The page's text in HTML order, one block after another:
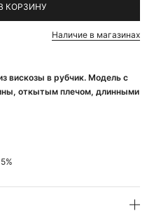
вискозы в рубчик. Модель с
откытым плечом, длинными
КОРЗИНУ
Наличие в магазинах